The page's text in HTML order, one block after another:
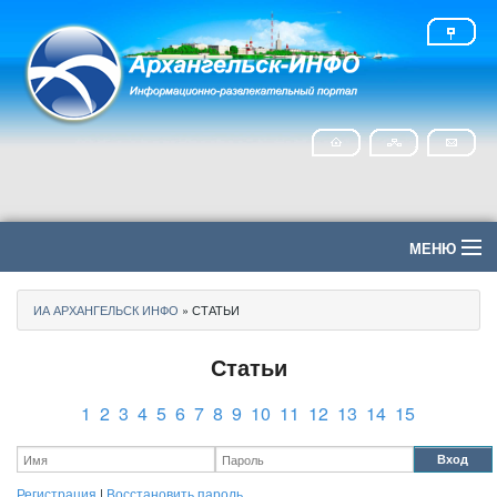
МЕНЮ
Главная
Общество
ИА АРХАНГЕЛЬСК ИНФО » СТАТЬИ
Статьи
1 2 3 4 5 6 7 8 9 10 11 12 13 14 15
Вход